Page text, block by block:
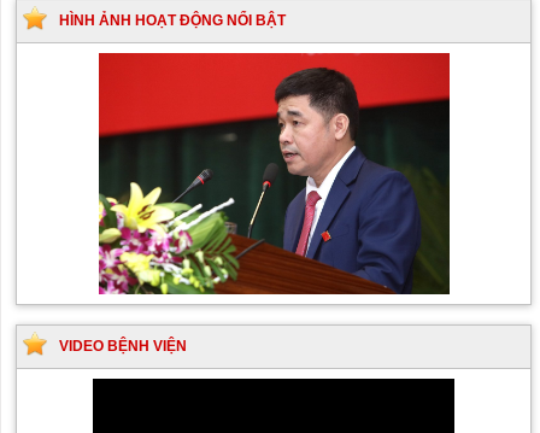
HÌNH ẢNH HOẠT ĐỘNG NỔI BẬT
VIDEO BỆNH VIỆN